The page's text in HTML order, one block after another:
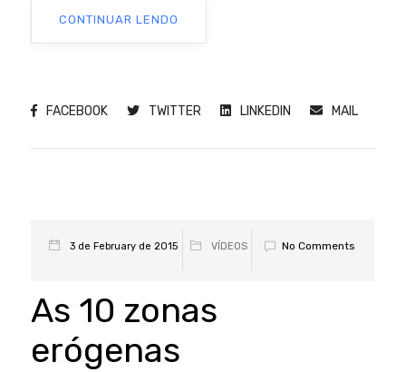
CONTINUAR LENDO
FACEBOOK TWITTER LINKEDIN MAIL
3 de February de 2015 VÍDEOS No Comments
As 10 zonas
erógenas